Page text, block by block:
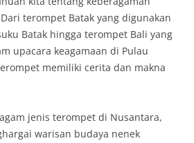
terompet Batak yang digunakan
Batak hingga terompet Bali yang
upacara keagamaan di Pulau
memiliki cerita dan makna
jenis terompet di Nusantara,
warisan budaya nenek